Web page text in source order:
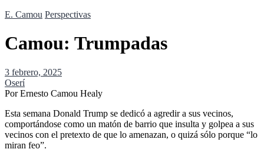
E. Camou Perspectivas
Camou: Trumpadas
3 febrero, 2025
Oserí
Por Ernesto Camou Healy
Esta semana Donald Trump se dedicó a agredir a sus vecinos,
comportándose como un matón de barrio que insulta y golpea a sus
vecinos con el pretexto de que lo amenazan, o quizá sólo porque “lo
miran feo”.